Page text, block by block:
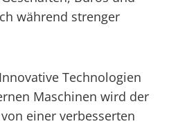
während strenger
Technologien
Maschinen wird der
einer verbesserten